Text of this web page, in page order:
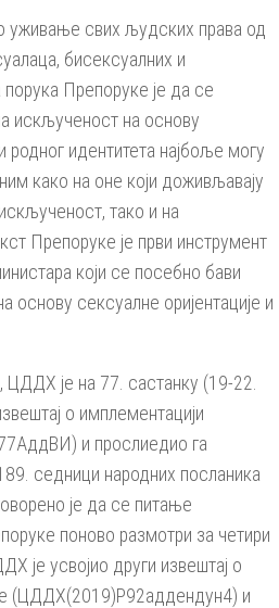
уживање свих људских права од
бисексуалних и
Препоруке је да се
искљученост на основу
родног идентитета најбоље могу
како на оне који доживљавају
тако и на
Препоруке је први инструмент
који се посебно бави
основу сексуалне оријентације и
ЦДДХ је на 77. састанку (19-22.
о имплементацији
и прослиедио га
седници народних посланика
је да се питање
поново размотри за четири
је усвојио други извештај о
(ЦДДХ(2019)Р92аддендун4) и